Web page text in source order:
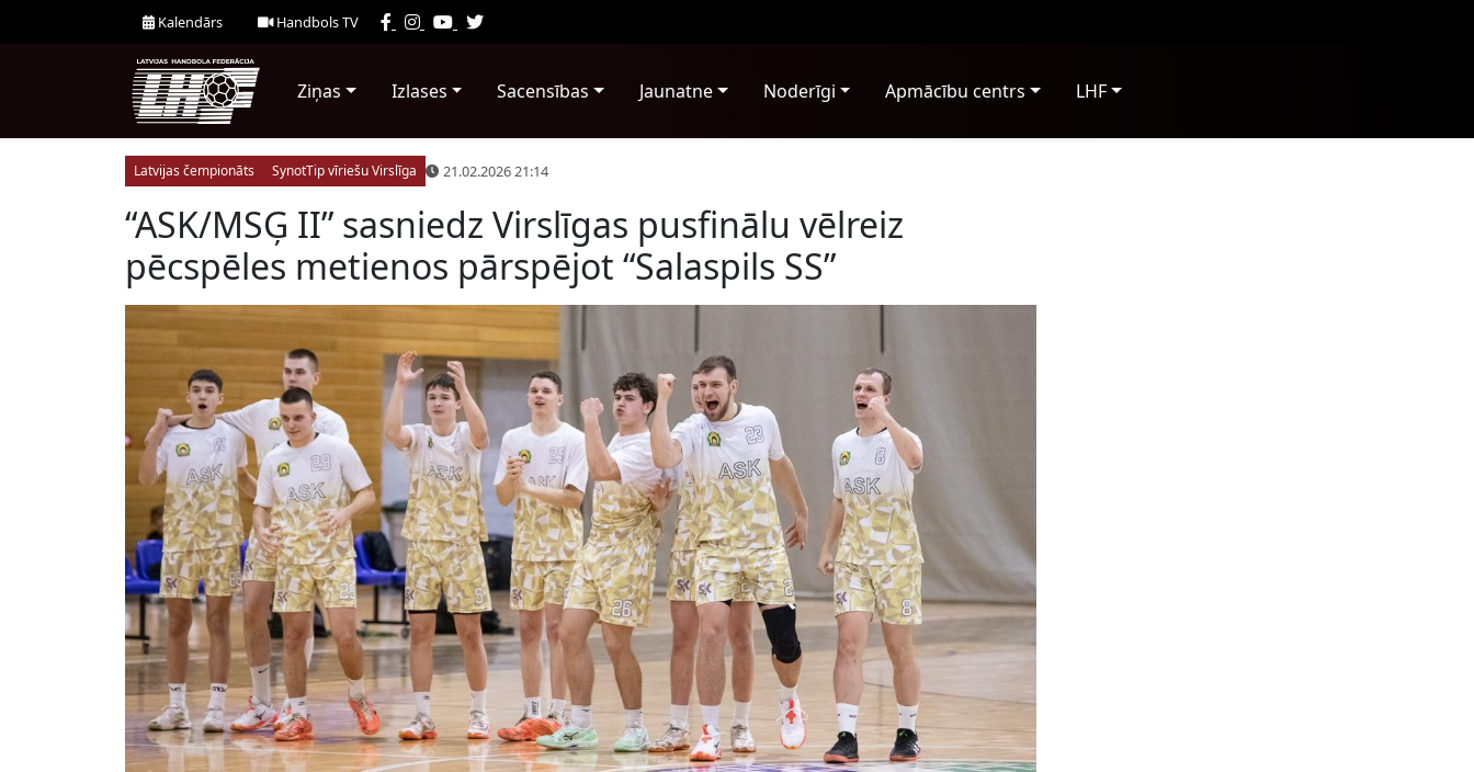
Kalendārs Handbols TV
Ziņas Izlases Sacensības Jaunatne Noderīgi Apmācību centrs LHF
Latvijas čempionāts SynotTip vīriešu Virslīga 21.02.2026 21:14
“ASK/MSĢ II” sasniedz Virslīgas pusfinālu vēlreiz
pēcspēles metienos pārspējot “Salaspils SS”